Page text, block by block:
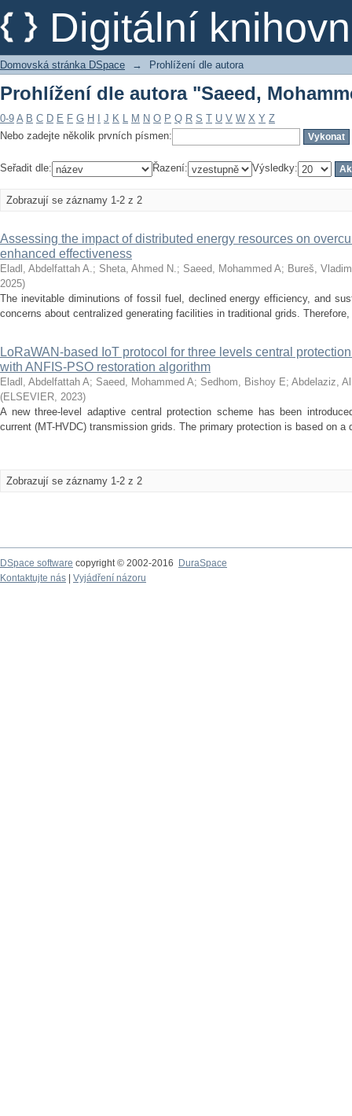
Digitální
Prohlížení dle autora "Saeed,
Domovská stránka DSpace → Prohlížení dle autora
Prohlížení dle autora "Saeed,
0-9 A B C D E F G H J K L M N O P Q R S T U V W X Y Z
Nebo zadejte několik prvních písmen:
Seřadit dle: Řazení: Výsledky:
Zobrazují se záznamy 1-2 z 2
Assessing the impact of distributed energy resources on
enhanced effectiveness
Eladl, Abdelfattah A.; Sheta, Ahmed N.; Saeed, Mohammed A; Bureš,
2025)
The inevitable diminutions of fossil fuel, declined energy efficiency, and
concerns about centralized generating facilities in traditional grids.
LoRaWAN-based IoT protocol for three levels central
with ANFIS-PSO restoration algorithm
Eladl, Abdelfattah A; Saeed, Mohammed A; Sedhom, Bishoy E; Abdelaziz,
(ELSEVIER, 2023)
A new three-level adaptive central protection scheme has been
current (MT-HVDC) transmission grids. The primary protection is based on
Zobrazují se záznamy 1-2 z 2
DSpace software copyright © 2002-2016
DuraSpace
Kontaktujte nás
Vyjádření názoru